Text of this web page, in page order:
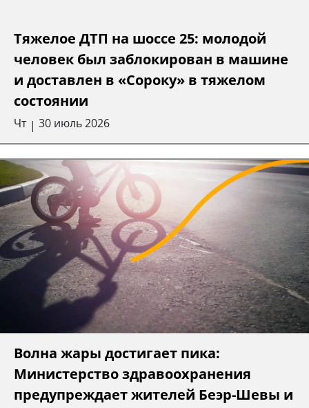
Тяжелое ДТП на шоссе 25: молодой
человек был заблокирован в машине
и доставлен в «Сороку» в тяжелом
состоянии
Чт | 30 июль 2026
Волна жары достигает пика:
Министерство здравоохранения
предупреждает жителей Беэр-Шевы и